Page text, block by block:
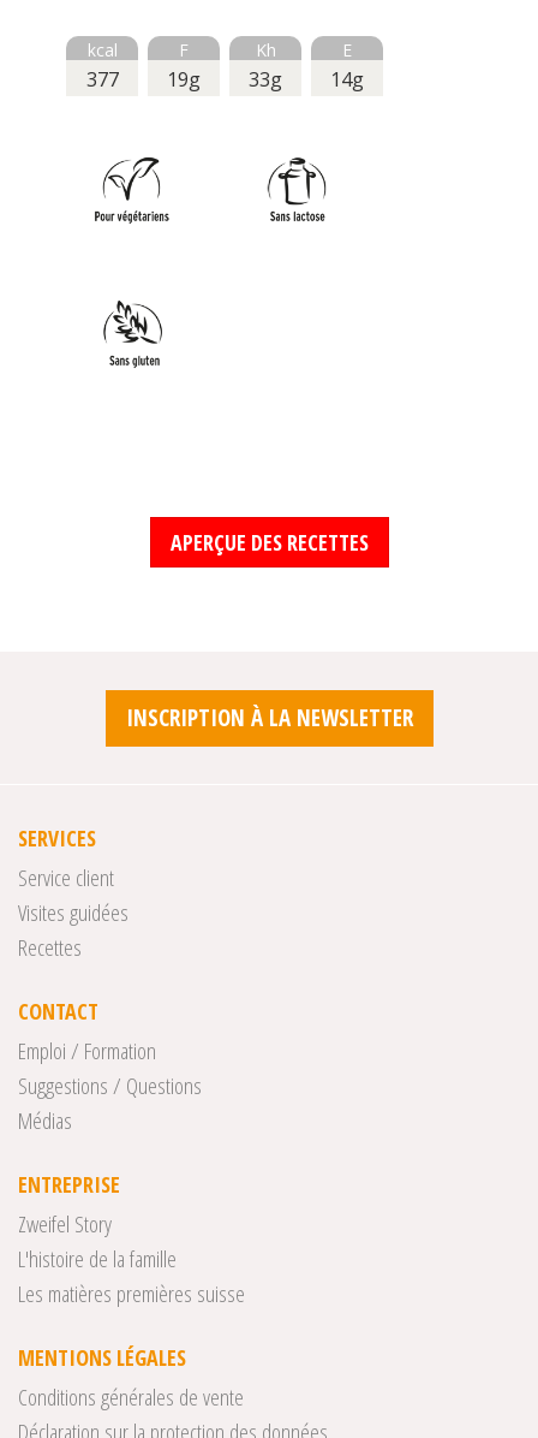
kcal
377
F
19g
Kh
33g
E
14g
APERÇUE DES RECETTES
INSCRIPTION À LA NEWSLETTER
SERVICES
Service client
Visites guidées
Recettes
CONTACT
Emploi / Formation
Suggestions / Questions
Médias
ENTREPRISE
Zweifel Story
L'histoire de la famille
Les matières premières suisse
MENTIONS LÉGALES
Conditions générales de vente
Déclaration sur la protection des données